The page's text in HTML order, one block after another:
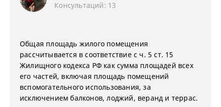
Консультаций: 13
Общая площадь жилого помещения
рассчитывается в соответствие с ч. 5 ст. 15
Жилищного кодекса РФ как сумма площадей всех
его частей, включая площадь помещений
вспомогательного использования, за
исключением балконов, лоджий, веранд и террас.